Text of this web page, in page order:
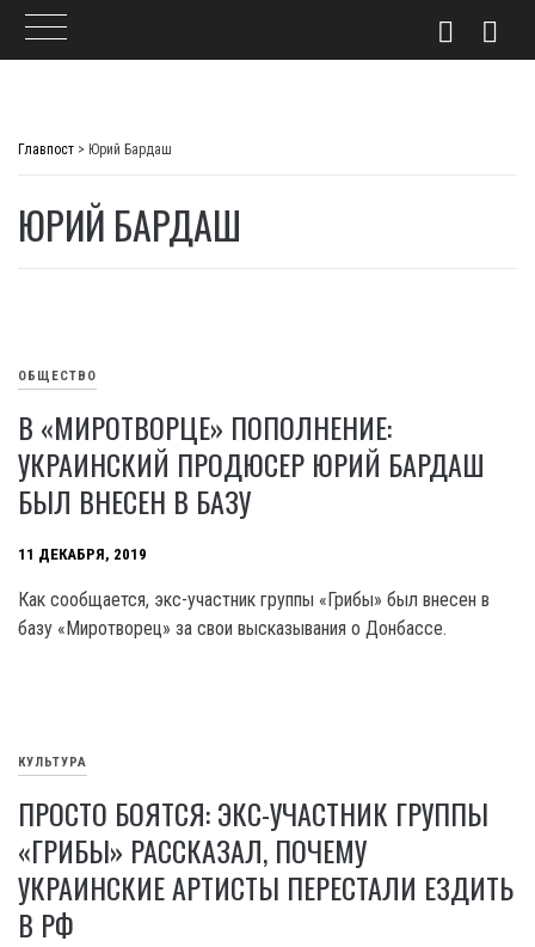
Главпост > Юрий Бардаш
ЮРИЙ БАРДАШ
ОБЩЕСТВО
В «МИРОТВОРЦЕ» ПОПОЛНЕНИЕ:
УКРАИНСКИЙ ПРОДЮСЕР ЮРИЙ БАРДАШ
БЫЛ ВНЕСЕН В БАЗУ
11 ДЕКАБРЯ, 2019
Как сообщается, экс-участник группы «Грибы» был внесен в
базу «Миротворец» за свои высказывания о Донбассе.
КУЛЬТУРА
ПРОСТО БОЯТСЯ: ЭКС-УЧАСТНИК ГРУППЫ
«ГРИБЫ» РАССКАЗАЛ, ПОЧЕМУ
УКРАИНСКИЕ АРТИСТЫ ПЕРЕСТАЛИ ЕЗДИТЬ
В РФ